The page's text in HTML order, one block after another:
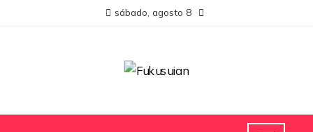
sábado, agosto 8